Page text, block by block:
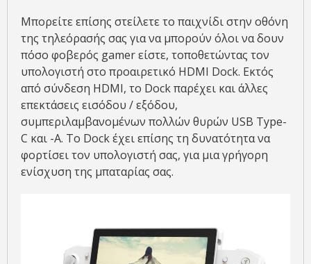
Μπορείτε επίσης στείλετε το παιχνίδι στην οθόνη
της τηλεόρασής σας για να μπορούν όλοι να δουν
πόσο φοβερός gamer είστε, τοποθετώντας τον
υπολογιστή στο προαιρετικό HDMI Dock. Εκτός
από σύνδεση HDMI, το Dock παρέχει και άλλες
επεκτάσεις εισόδου / εξόδου,
συμπεριλαμβανομένων πολλών θυρών USB Type-
C και -A. Το Dock έχει επίσης τη δυνατότητα να
φορτίσει τον υπολογιστή σας, για μια γρήγορη
ενίσχυση της μπαταρίας σας.